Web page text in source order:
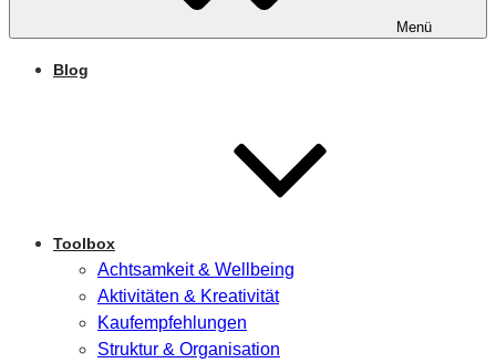
Menü
Blog
Toolbox
Achtsamkeit & Wellbeing
Aktivitäten & Kreativität
Kaufempfehlungen
Struktur & Organisation